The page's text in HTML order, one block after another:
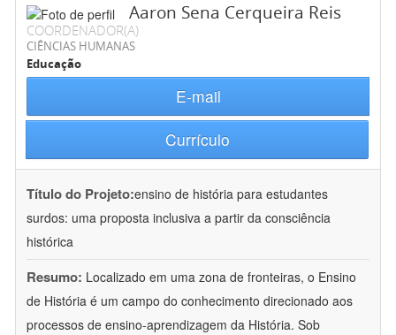
Aaron Sena Cerqueira Reis
COORDENADOR(A)
CIÊNCIAS HUMANAS
Educação
E-mail
Currículo
Título do Projeto:ensino de história para estudantes
surdos: uma proposta inclusiva a partir da consciência
histórica
Resumo: Localizado em uma zona de fronteiras, o Ensino
de História é um campo do conhecimento direcionado aos
processos de ensino-aprendizagem da História. Sob